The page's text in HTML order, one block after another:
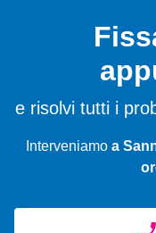
e risolvi tutti i
Interveniamo a